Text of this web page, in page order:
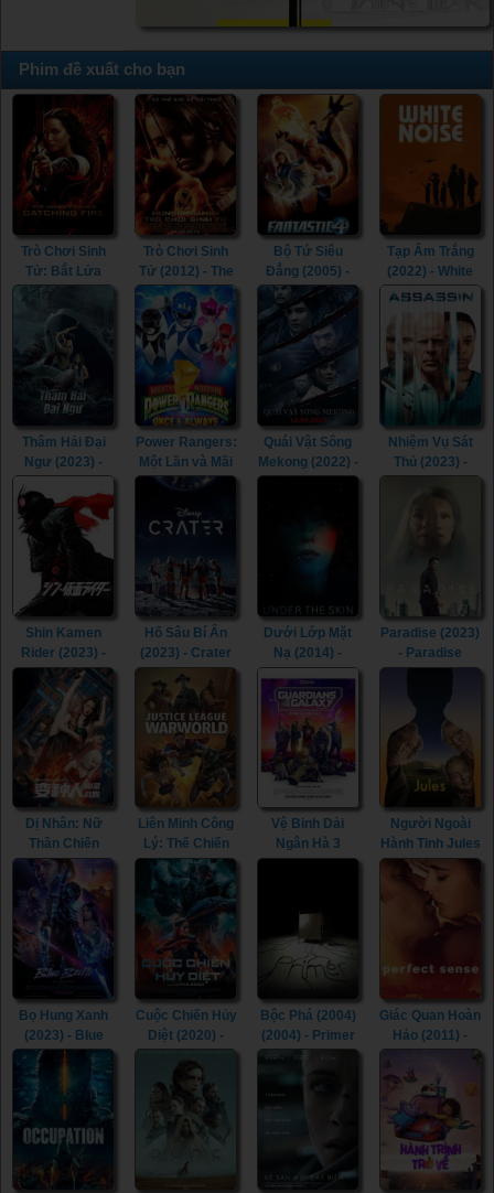
Phim đề xuất cho bạn
Trò Chơi Sinh
Tử: Bắt Lửa
(2013) - The
Hunger Games:
Catching Fire
(2013)
Trò Chơi Sinh
Tử (2012) - The
Hunger Games
(2012)
Bộ Tứ Siêu
Đẳng (2005) -
Fantastic Four
(2005)
Tạp Âm Trắng
(2022) - White
Noise (2022)
Thâm Hải Đại
Ngư (2023) -
Deep (2023)
Power Rangers:
Một Lần và Mãi
Mãi (2023) -
Power Rangers:
(2023)
Quái Vật Sông
Mekong (2022) -
The Lake (2022)
Nhiệm Vụ Sát
Thủ (2023) -
Assassin (2023)
Shin Kamen
Rider (2023) -
Shin Kamen
Rider (2023)
Hố Sâu Bí Ẩn
(2023) - Crater
(2023)
Dưới Lớp Mặt
Nạ (2014) -
Under the Skin
(2014)
Paradise (2023)
- Paradise
Dị Nhân: Nữ
Thần Chiến
Tranh (2022) -
Mutant: Ghost
War Girl (2022)
Liên Minh Công
Lý: Thế Chiến
(2023) - Justice
League:
Warworld (2023)
Vệ Binh Dải
Ngân Hà 3
Người Ngoài
Hành Tinh Jules
(2023) - Jules
(2023)
Bọ Hung Xanh
(2023) - Blue
Beetle (2023)
Cuộc Chiến Hủy
Diệt (2020) -
Skylines (2020)
Bộc Phá (2004)
(2004) - Primer
(2004) (2004)
Giác Quan Hoàn
Hảo (2011) -
Perfect Sense
(2011)